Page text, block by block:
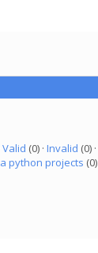
Valid (0) · Invalid (0) ·
python projects (0)